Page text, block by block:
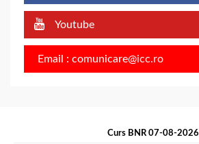
Youtube
Email : comunicare@icc.ro
Curs BNR 07-08-2026